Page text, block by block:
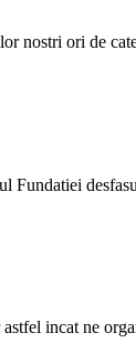
nostri ori de
Fundatiei
incat ne